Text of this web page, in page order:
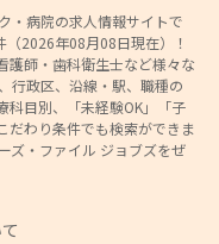
・病院の求人情報サイトで
2026年08月08日現在）！
護師・歯科衛生士など様々な
行政区、沿線・駅、職種の
科目別、「未経験OK」「子
だわり条件でも検索ができま
ズ・ファイル ジョブズをぜ